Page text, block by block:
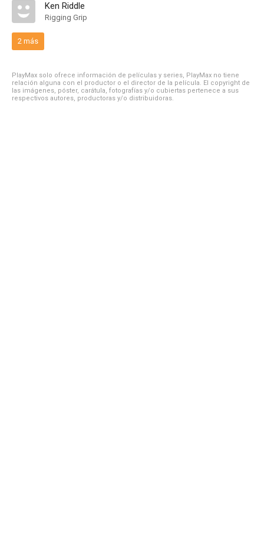
Ken Riddle
Rigging Grip
2 más
PlayMax solo ofrece información de películas y series, PlayMax no tiene
relación alguna con el productor o el director de la película. El copyright de
las imágenes, póster, carátula, fotografías y/o cubiertas pertenece a sus
respectivos autores, productoras y/o distribuidoras.